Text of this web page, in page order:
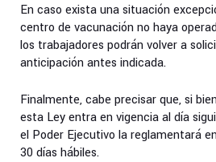
En caso exista una situación
centro de vacunación no haya
los trabajadores podrán volver a
anticipación antes indicada.
Finalmente, cabe precisar que, si
esta Ley entra en vigencia al día
el Poder Ejecutivo la reglamentará
30 días hábiles.